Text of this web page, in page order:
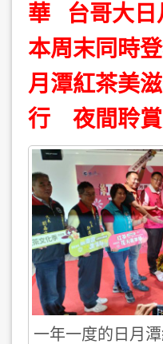
華 台哥大日
本周末同時
月潭紅茶美
行 夜間聆賞
一年一度的日月